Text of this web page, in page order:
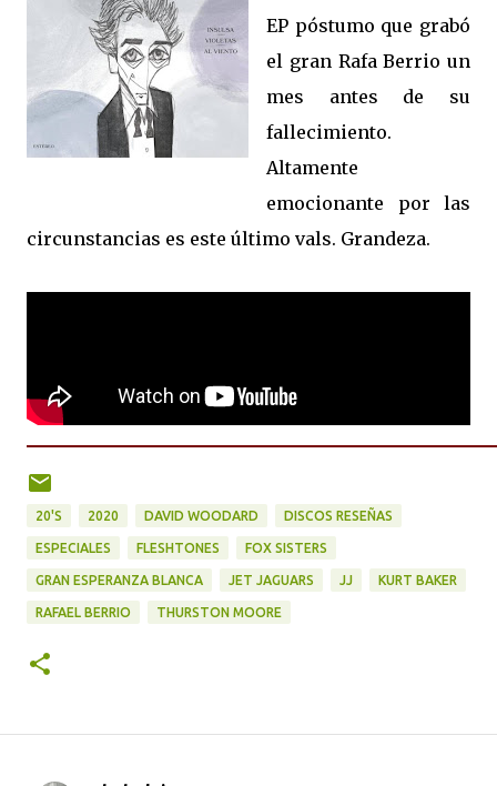
EP póstumo que grabó
el gran Rafa Berrio un
mes antes de su
fallecimiento.
Altamente
emocionante por las
circunstancias es este último vals. Grandeza.
20'S 2020 DAVID WOODARD DISCOS RESEÑAS
ESPECIALES FLESHTONES FOX SISTERS
GRAN ESPERANZA BLANCA JET JAGUARS JJ KURT BAKER
RAFAEL BERRIO THURSTON MOORE